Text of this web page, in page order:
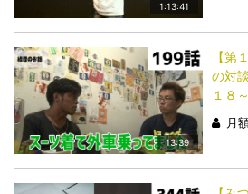
1:13:41
13:39
【第
の対
１８～
月